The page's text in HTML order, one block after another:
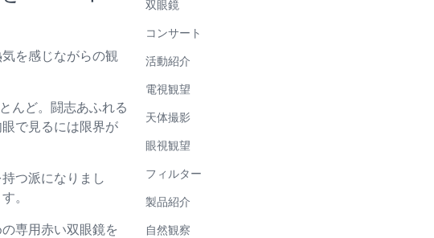
を感じながらの観
んど。闘志あふれる
で見るには限界が
つ派になりまし
。
専用赤い双眼鏡を
双眼鏡
コンサート
活動紹介
電視観望
天体撮影
眼視観望
フィルター
製品紹介
自然観察